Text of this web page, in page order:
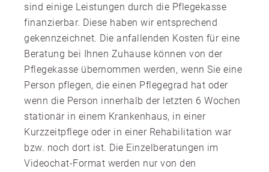
sind einige Leistungen durch die Pflegekasse
finanzierbar. Diese haben wir entsprechend
gekennzeichnet. Die anfallenden Kosten für eine
Beratung bei Ihnen Zuhause können von der
Pflegekasse übernommen werden, wenn Sie eine
Person pflegen, die einen Pflegegrad hat oder
wenn die Person innerhalb der letzten 6 Wochen
stationär in einem Krankenhaus, in einer
Kurzzeitpflege oder in einer Rehabilitation war
bzw. noch dort ist. Die Einzelberatungen im
Videochat-Format werden nur von den